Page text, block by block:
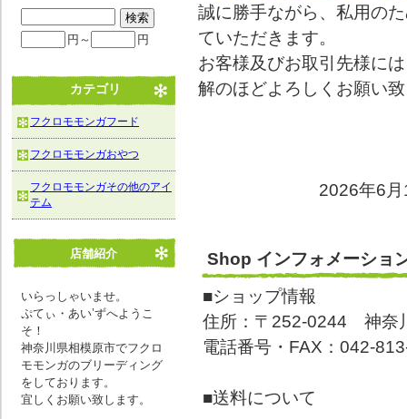
誠に勝手ながら、私用の
ていただきます。
お客様及びお取引先様に
解のほどよろしくお願い
2026年6月12日
Shop インフォメーショ
■ショップ情報
住所：〒252-0244 神奈
電話番号・FAX：042-
■送料について
円～ 円
カテゴリ
フクロモモンガフード
フクロモモンガおやつ
フクロモモンガその他のアイ
テム
店舗紹介
いらっしゃいませ。
ぷてぃ・あい’ずへようこ
そ！
神奈川県相模原市でフクロ
モモンガのブリーディング
をしております。
宜しくお願い致します。